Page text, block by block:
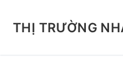
THỊ TRƯỜNG